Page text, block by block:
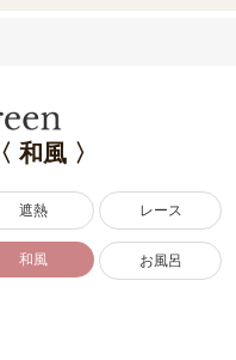
〈 和風 〉
遮熱 レース
和風 お風呂